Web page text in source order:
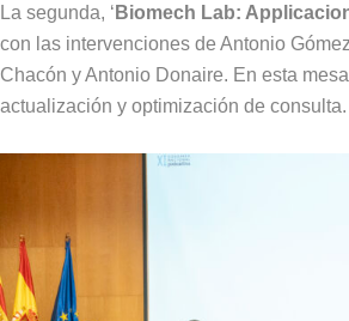
La segunda, ‘ Biomech Lab:
con las intervenciones de Antonio
Chacón y Antonio Donaire. En esta
actualización y optimización de consulta.